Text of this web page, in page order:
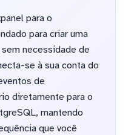
para o
para criar uma
necessidade de
se à sua conta do
de
diretamente para o
mantendo
que você